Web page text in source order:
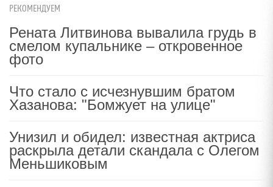
РЕКОМЕНДУЕМ
Рената Литвинова вывалила грудь в
смелом купальнике – откровенное
фото
Что стало с исчезнувшим братом
Хазанова: "Бомжует на улице"
Унизил и обидел: известная актриса
раскрыла детали скандала с Олегом
Меньшиковым